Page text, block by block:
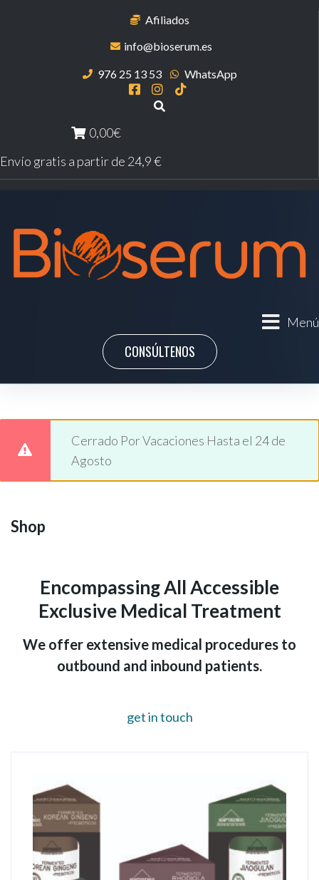
Afiliados
info@bioserum.es
976 25 13 53 WhatsApp
0,00€
Envío gratis a partir de 24,9 €
Menú
CONSÚLTENOS
Cerrado Por Vacaciones Hasta el 24 de
Agosto
Shop
Encompassing All Accessible
Exclusive Medical Treatment
We offer extensive medical procedures to
outbound and inbound patients.
get in touch